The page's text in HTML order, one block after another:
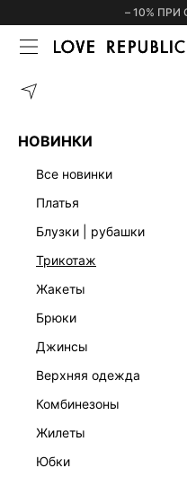
– 10%
НОВИНКИ
все новинки
платья
блузки | рубашки
трикотаж
жакеты
брюки
джинсы
верхняя одежда
комбинезоны
жилеты
юбки
ГЛАВНАЯ